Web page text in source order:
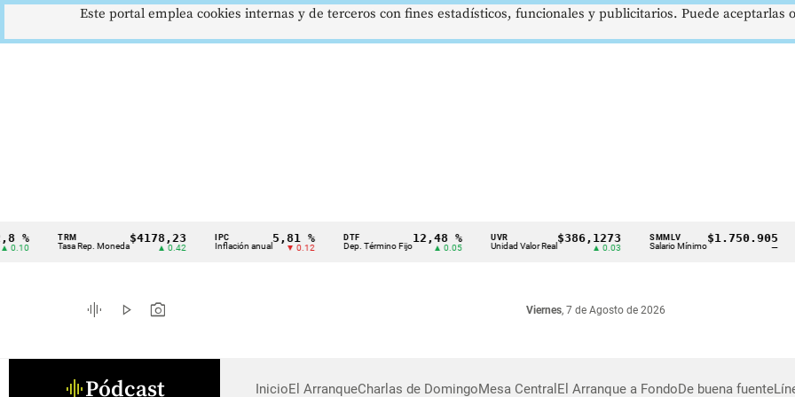
Cintillo
indicadores
económicos
TRM
Tasa Rep. Moneda
$4178,23
▲ 0.42 Inflación anual
5,81 %
▼ 0.12 Dep. Término Fijo
12,48 %
▲ 0.05
UVR
Unidad Valor Real
$386,1273
▲ 0.03
SMMLV
Salario Mínimo
$1.750.905
graphic_eq play_arrow photo_camera Viernes, 7 de Agosto de 2026
graphic_eqPódcast InicioEl ArranqueCharlas de DomingoMesa Central El Arranque a FondoDe buena fuente
Este portal emplea cookies internas y de terceros con fines estadísticos, funcionales y publicitarios. Puede aceptarlas